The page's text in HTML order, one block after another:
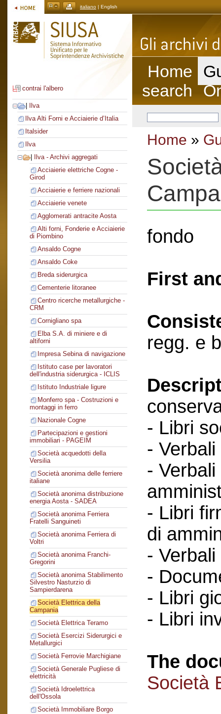
italiano | English
contrai l'albero
Ilva
Ilva Alti Forni e Acciaierie d’Italia
Italsider
Ilva
Ilva - Archivi aggregati
Acciaierie elettriche Cogne -
Girod
Acciaierie e ferriere nazionali
Acciaierie venete
Agglomerati antracite Aosta
Alti forni, Fonderie e Acciaierie
di Piombino
Ansaldo Cogne
Ansaldo Coke
Breda siderurgica
Cementerie litoranee
Centro ricerche metallurgiche -
CRM
Cornigliano spa
Elba S.A. di miniere e di
altiforni
Impresa Sebina di navigazione
Istituto case per lavoratori
dell'industria siderurgica - ICLIS
Istituto Industriale ligure
Monferro spa - Costruzioni e
montaggi in ferro
Nazionale Cogne
Partecipazioni e gestioni
immobiliari - PAGEIM
Società acquedotti della
Versilia
Società anonima delle ferriere
italiane
Società anonima distribuzione
energia Aosta - SADEA
Società anonima Ferriera
Fratelli Sanguineti
Società anonima Ferriera di
Voltri
Società anonima Franchi-
Gregorini
Società anonima Stabilimento
Silvestro Nasturzio di
Sampierdarena
Società Elettrica della
Campania
Società Elettrica Teramo
Società Esercizi Siderurgici e
Metallurgici
Società Ferrovie Marchigiane
Società Generale Pugliese di
elettricità
Società Idroelettrica
dell'Ossola
Società Immobiliare Borgo
Home
search
Home »
fondo
First
regg. e
- Libri
-
-
- Libri
di
-
-
- Libri
- Libri
The
Società